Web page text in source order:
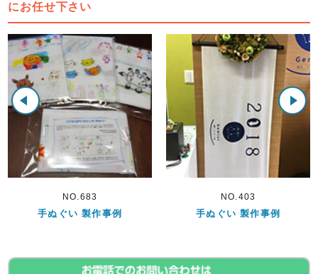
にお任せ下さい
NO.403
手ぬぐい 製作事例
NO.620
手ぬぐい 製作事例